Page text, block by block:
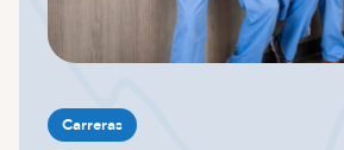
Carreras